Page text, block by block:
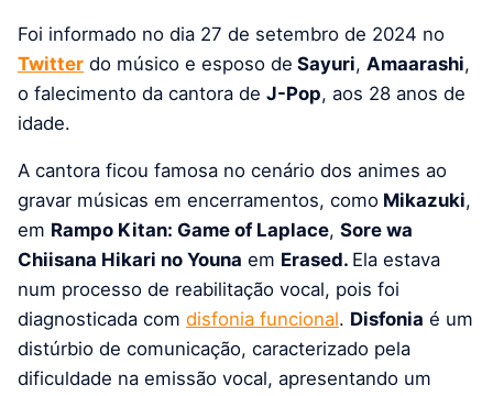
Foi informado no dia 27 de setembro de 2024 no
Twitter do músico e esposo de Sayuri, Amaarashi,
o falecimento da cantora de J-Pop, aos 28 anos de
idade.
A cantora ficou famosa no cenário dos animes ao
gravar músicas em encerramentos, como Mikazuki,
em Rampo Kitan: Game of Laplace, Sore wa
Chiisana Hikari no Youna em Erased. Ela estava
num processo de reabilitação vocal, pois foi
diagnosticada com disfonia funcional. Disfonia é um
distúrbio de comunicação, caracterizado pela
dificuldade na emissão vocal, apresentando um